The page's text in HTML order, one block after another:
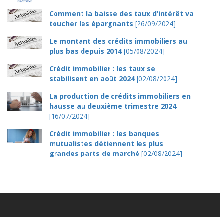
Comment la baisse des taux d’intérêt va
toucher les épargnants [26/09/2024]
Le montant des crédits immobiliers au
plus bas depuis 2014[05/08/2024]
Crédit immobilier : les taux se
stabilisent en août 2024[02/08/2024]
La production de crédits immobiliers en
hausse au deuxième trimestre 2024
[16/07/2024]
Crédit immobilier : les banques
mutualistes détiennent les plus
grandes parts de marché [02/08/2024]